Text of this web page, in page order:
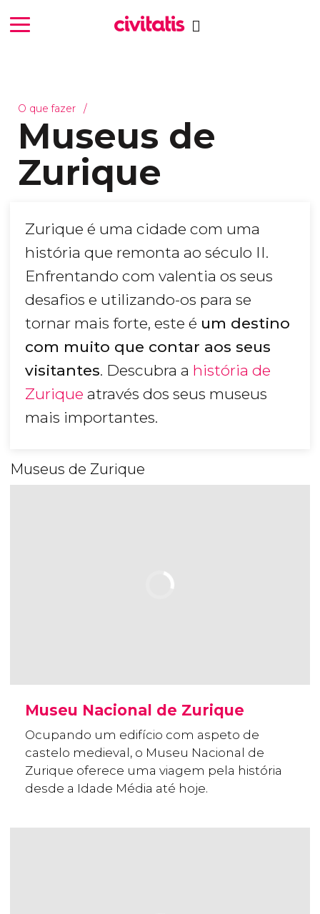
O que fazer
Museus de
Zurique
Zurique é uma cidade com uma
história que remonta ao século II.
Enfrentando com valentia os seus
desafios e utilizando-os para se
tornar mais forte, este é um destino
com muito que contar aos seus
visitantes. Descubra a história de
Zurique através dos seus museus
mais importantes.
Museus de Zurique
Museu Nacional de Zurique
Ocupando um edifício com aspeto de
castelo medieval, o Museu Nacional de
Zurique oferece uma viagem pela história
desde a Idade Média até hoje.